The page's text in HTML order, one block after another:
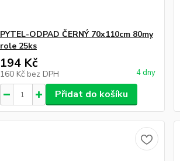
PYTEL-ODPAD ČERNÝ 70x110cm 80my
role 25ks
194 Kč
160 Kč bez DPH 4 dny
Přidat do košíku